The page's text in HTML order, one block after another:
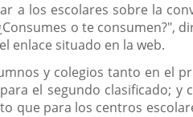
a los escolares sobre la
o te consumen?",
enlace situado en la web.
y colegios tanto en el
el segundo clasificado;
que para los centros